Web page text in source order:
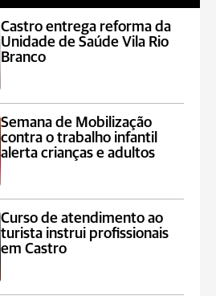
Castro entrega reforma da
Unidade de Saúde Vila Rio
Branco
Semana de Mobilização
contra o trabalho infantil
alerta crianças e adultos
Curso de atendimento ao
turista instrui profissionais
em Castro